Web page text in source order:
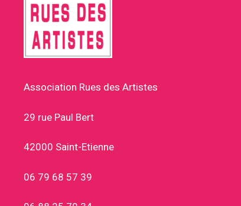
Association Rues des Artistes
29 rue Paul Bert
42000 Saint-Etienne
06 79 68 57 39